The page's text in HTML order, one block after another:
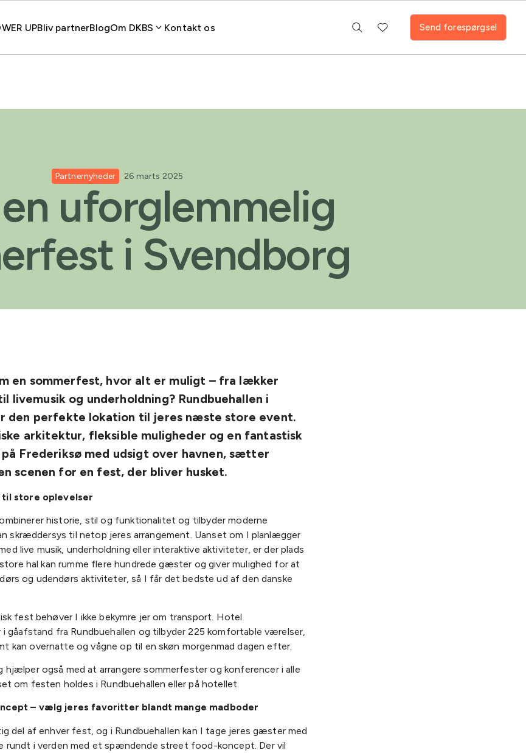
UPBliv partnerBlogOm DKBS Kontakt os Send forespørgsel
Partnernyheder 26 marts 2025
uforglemmelig
i Svendborg
en sommerfest, hvor alt er muligt – fra lækker
livemusik og underholdning? Rundbuehallen i
den perfekte lokation til jeres næste store event.
arkitektur, fleksible muligheder og en fantastisk
Frederiksø med udsigt over havnen, sætter
scenen for en fest, der bliver husket.
til store oplevelser
historie, stil og funktionalitet og tilbyder moderne
skræddersys til netop jeres arrangement. Uanset om I planlægger
live musik, underholdning eller interaktive aktiviteter, er der plads
hal kan rumme flere hundrede gæster og giver mulighed for at
og udendørs aktiviteter, så I får det bedste ud af den danske
fest behøver I ikke bekymre jer om transport. Hotel
i gåafstand fra Rundbuehallen og tilbyder 225 komfortable værelser,
kan overnatte og vågne op til en skøn morgenmad dagen efter.
hjælper også med at arrangere sommerfester og konferencer i alle
om festen holdes i Rundbuehallen eller på hotellet.
– vælg jeres favoritter blandt mange madboder
del af enhver fest, og i Rundbuehallen kan I tage jeres gæster med
rundt i verden med et spændende street food-koncept. Der vil